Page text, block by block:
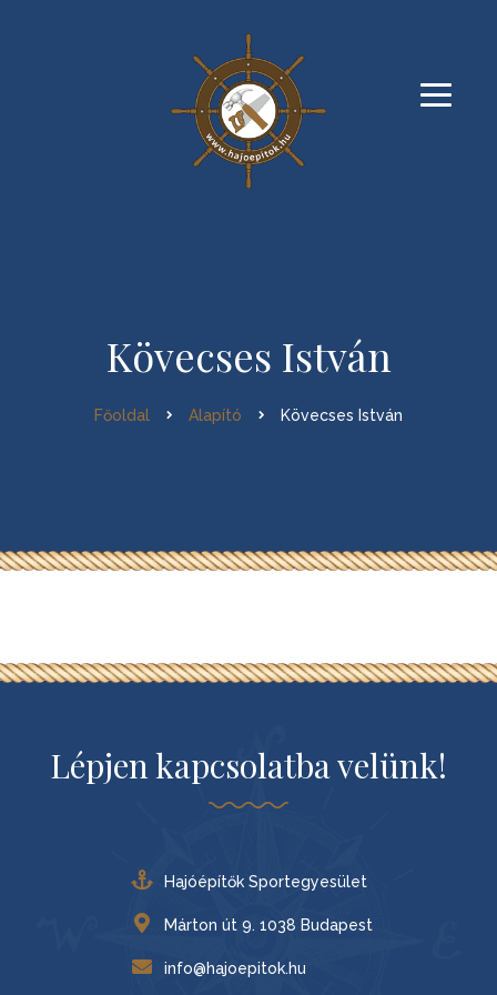
Kövecses István
Főoldal Alapító Kövecses István
Lépjen kapcsolatba velünk!
Hajóépítők Sportegyesület
Márton út 9. 1038 Budapest
info@hajoepitok.hu